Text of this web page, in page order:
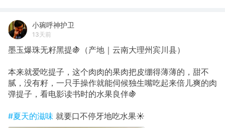
小琬呼神护卫
13天前
墨玉爆珠无籽黑提🍇（产地｜云南大理州宾川县）
本来就爱吃提子，这个肉肉的果肉把皮绷得薄薄的，甜不
腻，没有籽，一只手操作就能伺候独生嘴吃起来倍儿爽的肉
弹提子，看电影读书时的水果良伴🍇
#夏天的滋味 就要口不停牙地吃水果☀️